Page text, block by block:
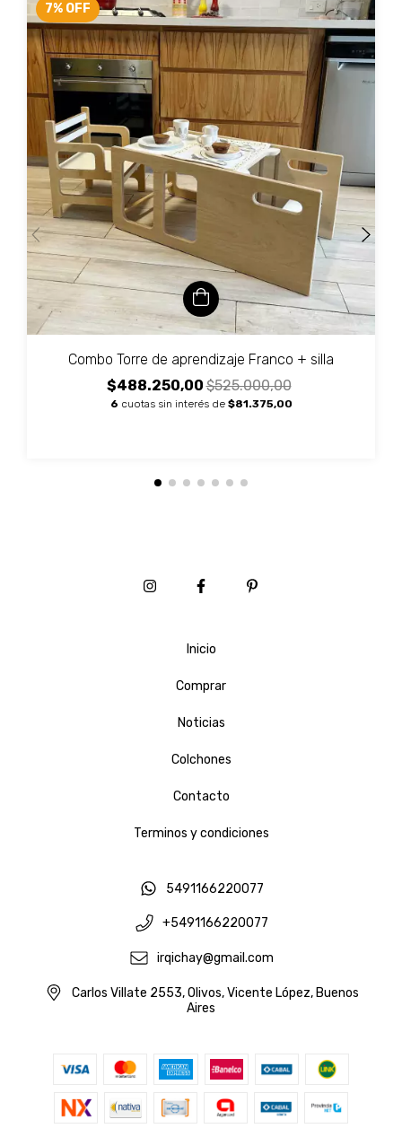
7% OFF
Combo Torre de aprendizaje Franco + silla
$488.250,00$525.000,00
6 cuotas sin interés de $81.375,00
Inicio
Comprar
Noticias
Colchones
Contacto
Terminos y condiciones
5491166220077
+5491166220077
irqichay@gmail.com
Carlos Villate 2553, Olivos, Vicente López, Buenos
Aires